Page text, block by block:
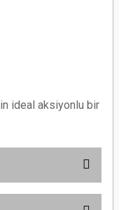
ideal aksiyonlu bir